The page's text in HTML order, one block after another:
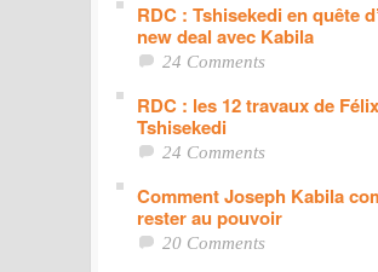
RDC : Tshisekedi en quête
new deal avec Kabila
24 Comments
RDC : les 12 travaux de Félix
Tshisekedi
24 Comments
Comment Joseph Kabila
rester au pouvoir
20 Comments